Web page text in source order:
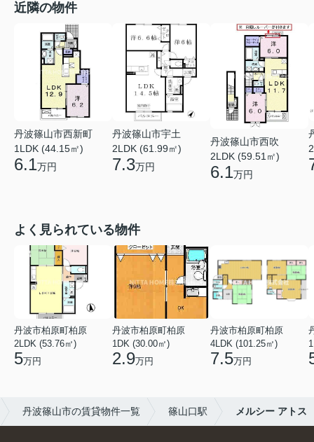
近隣の物件
丹波篠山市西新町
1LDK (44.15㎡)
6.1万円
丹波篠山市宇土
2LDK (61.99㎡)
7.3万円
丹波篠山市西吹
2LDK (59.51㎡)
6.1万円
よく見られている物件
丹波市柏原町柏原
2LDK (53.76㎡)
5万円
丹波市柏原町柏原
1DK (30.00㎡)
2.9万円
丹波市柏原町柏原
4LDK (101.25㎡)
7.5万円
丹波篠山市の賃貸物件一覧 篠山口駅 メルシー アトス